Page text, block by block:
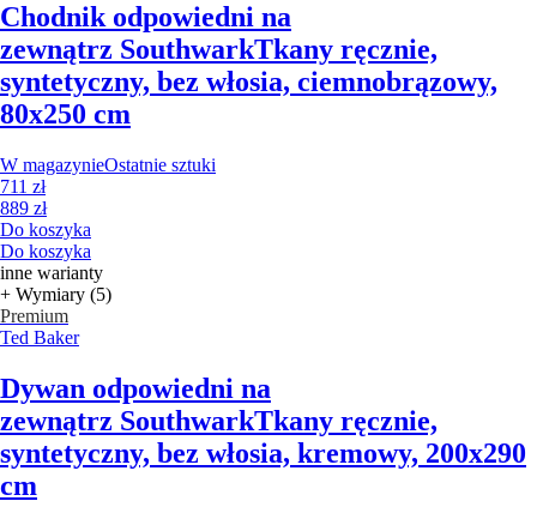
Chodnik odpowiedni na
zewnątrz SouthwarkTkany ręcznie,
syntetyczny, bez włosia, ciemnobrązowy,
80x250 cm
W magazynieOstatnie sztuki
711 zł
889 zł
Do koszyka
Do koszyka
inne warianty
+ Wymiary (5)
Premium
Ted Baker
Dywan odpowiedni na
zewnątrz SouthwarkTkany ręcznie,
syntetyczny, bez włosia, kremowy, 200x290
cm